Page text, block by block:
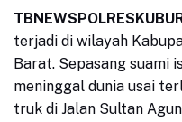
terjadi di wilayah
Barat. Sepasang suami
meninggal dunia usai
truk di Jalan Sultan